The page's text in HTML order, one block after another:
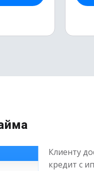
Клиенту
кредит с